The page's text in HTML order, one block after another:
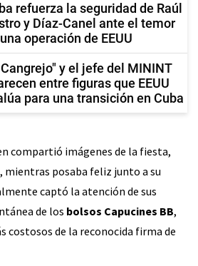
refuerza la seguridad de Raúl
y Díaz-Canel ante el temor
operación de EEUU
y el jefe del MININT
entre figuras que EEUU
para una transición en Cuba
compartió imágenes de la fiesta,
mientras posaba feliz junto a su
captó la atención de sus
de los bolsos Capucines BB,
costosos de la reconocida firma de